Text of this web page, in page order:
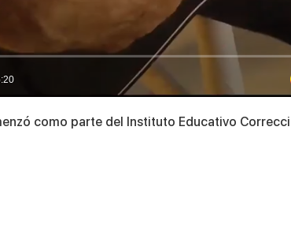
como parte del Instituto Educativo